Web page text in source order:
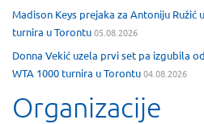
Madison Keys prejaka za Antoniju Ružić
turnira u Torontu05.08.2026
Donna Vekić uzela prvi set pa izgubila
WTA 1000 turnira u Torontu04.08.2026
Organizacije